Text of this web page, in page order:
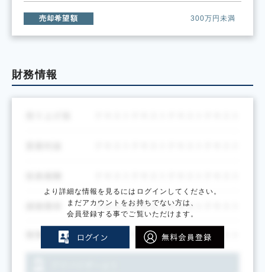
売却希望額 300万円未満
財務情報
より詳細な情報を見るにはログインしてください。
まだアカウントをお持ちでない方は、
会員登録する事でご覧いただけます。